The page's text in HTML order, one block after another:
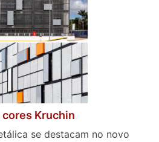
Kruchin
se destacam no novo